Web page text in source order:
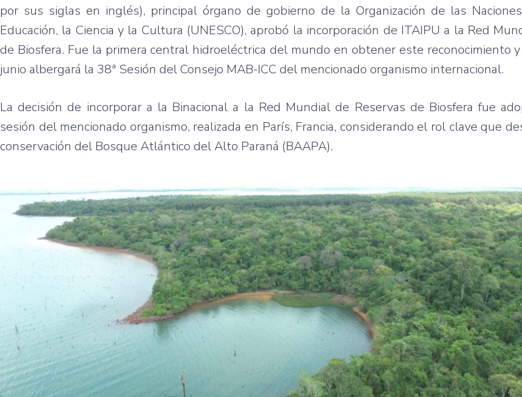
por sus siglas en inglés), principal órgano de gobierno de la Organización de las
Educación, la Ciencia y la Cultura (UNESCO), aprobó la incorporación de ITAIPU a la Red
de Biosfera. Fue la primera central hidroeléctrica del mundo en obtener este reconocimiento
junio albergará la 38ª Sesión del Consejo MAB-ICC del mencionado organismo internacional.
La decisión de incorporar a la Binacional a la Red Mundial de Reservas de Biosfera fue
sesión del mencionado organismo, realizada en París, Francia, considerando el rol clave que
conservación del Bosque Atlántico del Alto Paraná (BAAPA).